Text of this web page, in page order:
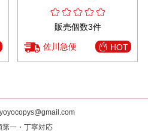
販売個数3件
佐川急便 HOT
yoyocopys@gmail.com
第一・丁寧対応